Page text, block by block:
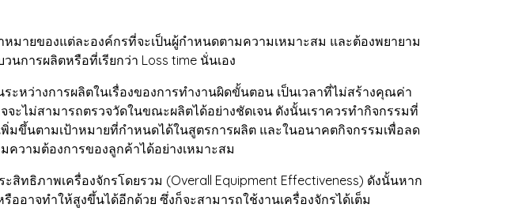
ของแต่ละองค์กรที่จะเป็นผู้กำหนดตามความเหมาะสม และต้องพยายาม
นการผลิตหรือที่เรียกว่า Loss time นั่นเอง
างการผลิตในเรื่องของการทำงานผิดขั้นตอน เป็นเวลาที่ไม่สร้างคุณค่า
ะไม่สามารถตรวจวัดในขณะผลิตได้อย่างชัดเจน ดังนั้นเราควรทำกิจกรรมที่
พิ่มขึ้นตามเป้าหมายที่กำหนดได้ในสูตรการผลิต และในอนาคตกิจกรรมเพื่อลด
ความต้องการของลูกค้าได้อย่างเหมาะสม
ภาพเครื่องจักรโดยรวม (Overall Equipment Effectiveness) ดังนั้นหาก
ออาจทำให้สูงขึ้นได้อีกด้วย ซึ่งก็จะสามารถใช้งานเครื่องจักรได้เต็ม